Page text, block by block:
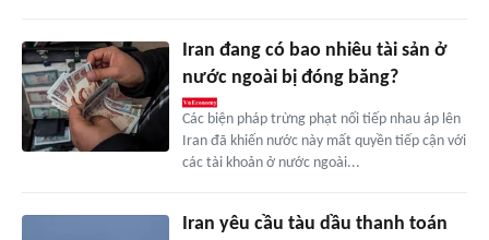
Iran đang có bao nhiêu tài sản ở
nước ngoài bị đóng băng?
Các biện pháp trừng phạt nối tiếp nhau áp lên
Iran đã khiến nước này mất quyền tiếp cận với
các tài khoản ở nước ngoài...
Iran yêu cầu tàu dầu thanh toán